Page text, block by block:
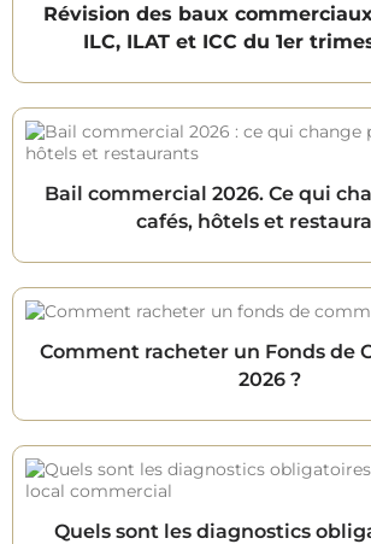
Révision des baux
ILC, ILAT et ICC du 1er
Bail commercial 2026. Ce qui
cafés, hôtels et
Comment racheter un Fonds de
2026 ?
Quels sont les diagnostics